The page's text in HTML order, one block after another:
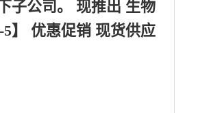
【乙二醇双(2-氨基乙基醚)四乙酸